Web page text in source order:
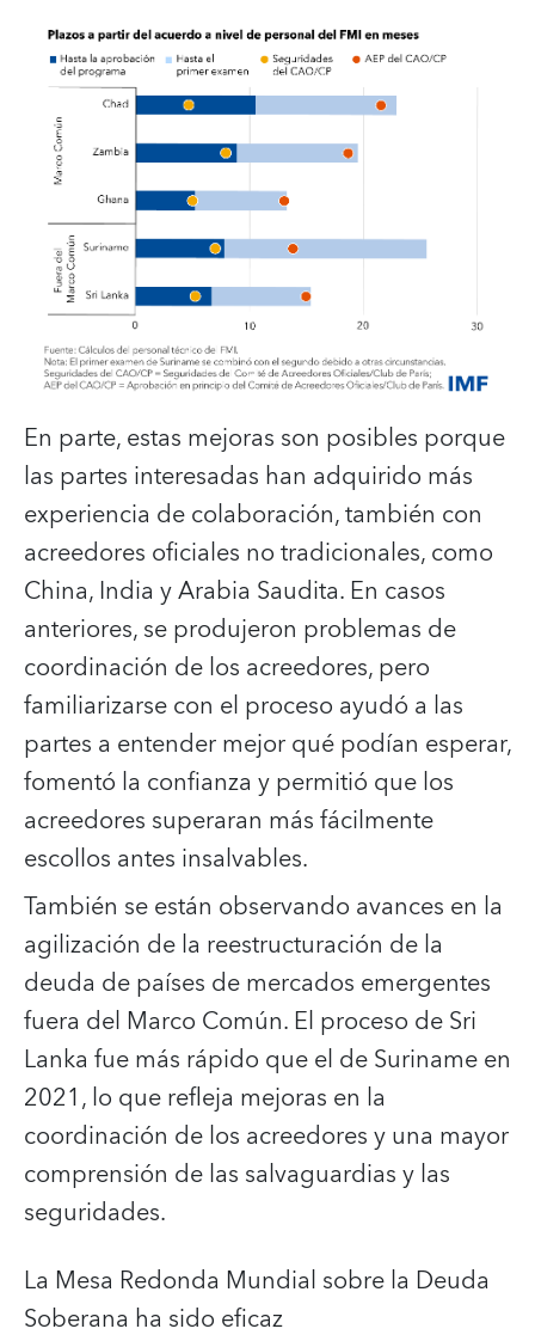
En parte, estas mejoras son posibles porque
las partes interesadas han adquirido más
experiencia de colaboración, también con
acreedores oficiales no tradicionales, como
China, India y Arabia Saudita. En casos
anteriores, se produjeron problemas de
coordinación de los acreedores, pero
familiarizarse con el proceso ayudó a las
partes a entender mejor qué podían esperar,
fomentó la confianza y permitió que los
acreedores superaran más fácilmente
escollos antes insalvables.
También se están observando avances en la
agilización de la reestructuración de la
deuda de países de mercados emergentes
fuera del Marco Común. El proceso de Sri
Lanka fue más rápido que el de Suriname en
2021, lo que refleja mejoras en la
coordinación de los acreedores y una mayor
comprensión de las salvaguardias y las
seguridades.
La Mesa Redonda Mundial sobre la Deuda
Soberana ha sido eficaz